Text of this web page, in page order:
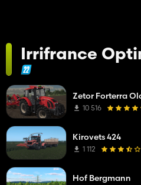
Irrifrance
Zetor Forterra
10 516
Kirovets 424
1 112
Hof Bergmann